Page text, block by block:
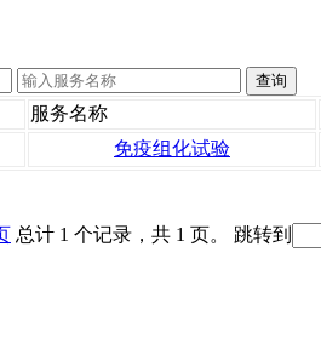
服务名称
免疫组化试验
总计 1 个记录，共 1 页。 跳转到